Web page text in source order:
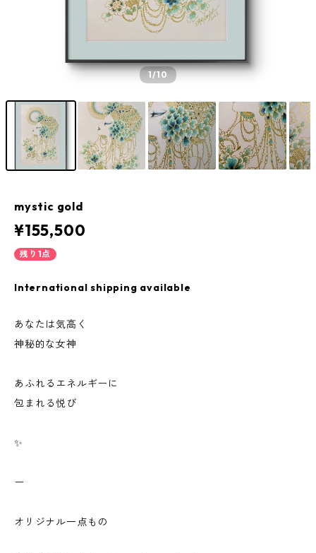
1/10
mystic gold
¥155,500
残り1点
International shipping available
あなたは気高く
神秘的な女神
あふれるエネルギーに
包まれる悦び
✨
ー
オリジナル一点もの